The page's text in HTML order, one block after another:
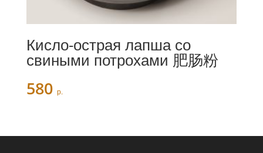
Кисло-острая лапша со
свиными потрохами 肥肠粉
580 р.